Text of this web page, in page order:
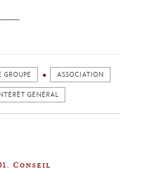
ASSOCIATION
GÉNÉRAL
Conseil